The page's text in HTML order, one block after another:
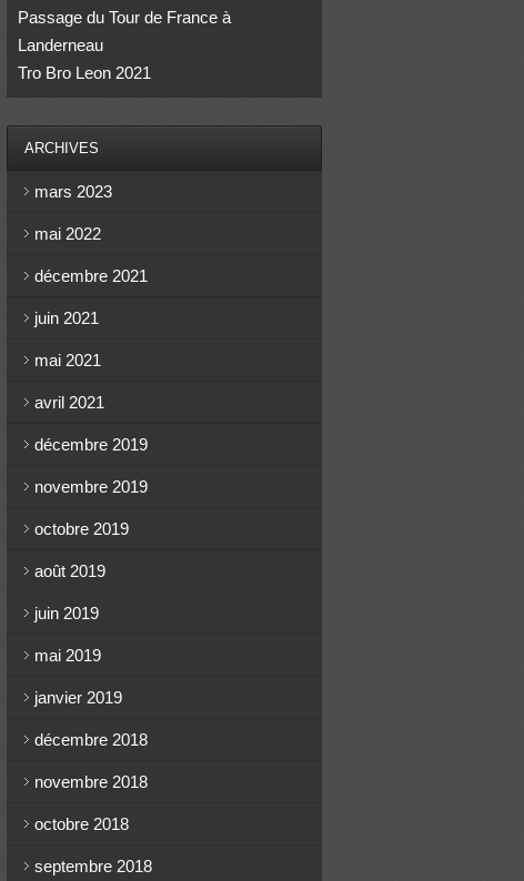
Passage du Tour de France à
Landerneau
Tro Bro Leon 2021
ARCHIVES
mars 2023
mai 2022
décembre 2021
juin 2021
mai 2021
avril 2021
décembre 2019
novembre 2019
octobre 2019
août 2019
juin 2019
mai 2019
janvier 2019
décembre 2018
novembre 2018
octobre 2018
septembre 2018